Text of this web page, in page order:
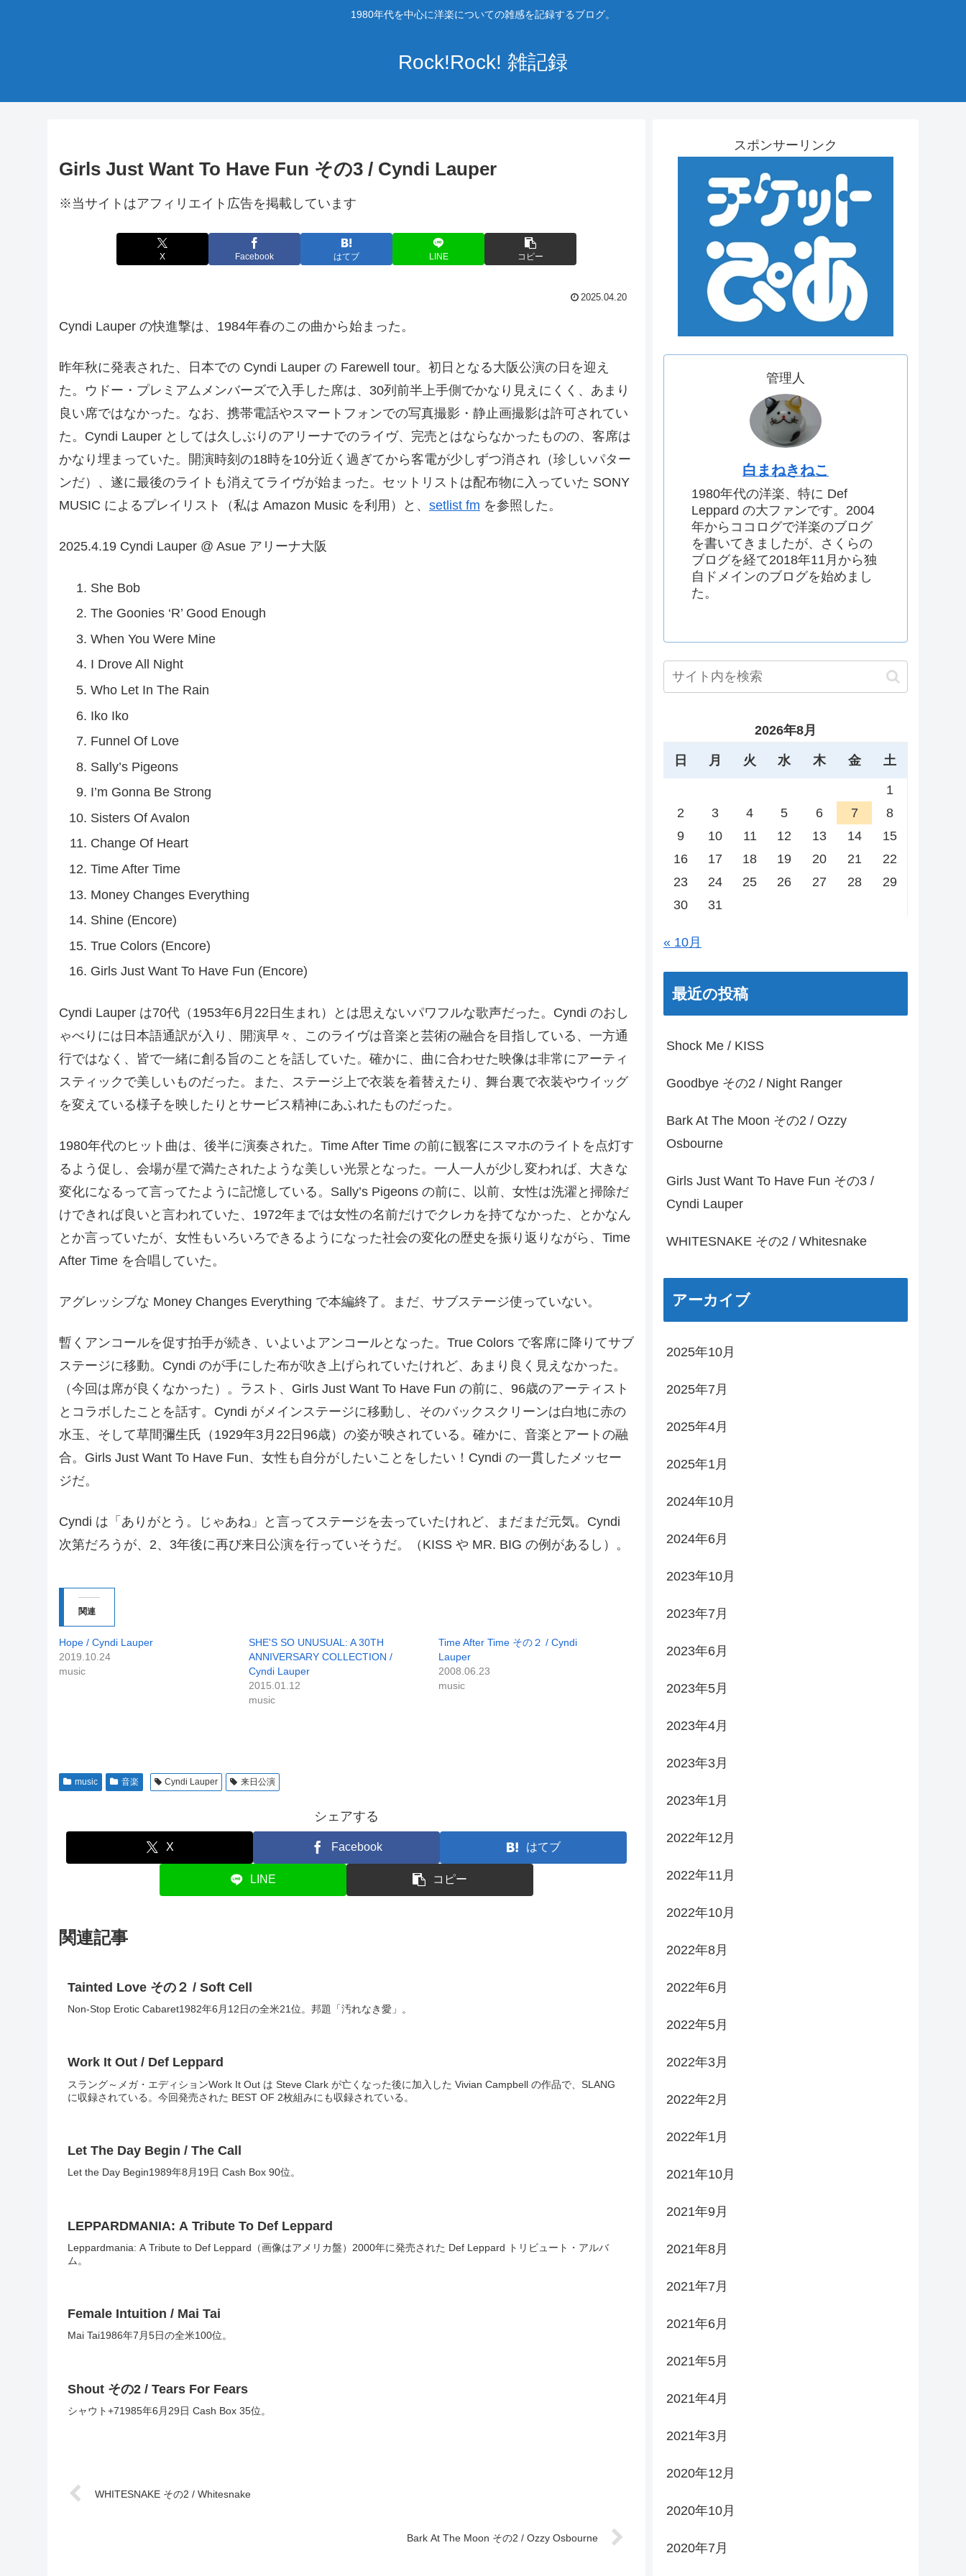
1980年代を中心に洋楽についての雑感を記録するブログ。
Rock!Rock! 雑記録
Girls Just Want To Have Fun その3 / Cyndi Lauper
※当サイトはアフィリエイト広告を掲載しています
X Facebook はてブ LINE コピー
2025.04.20
Cyndi Lauper の快進撃は、1984年春のこの曲から始まった。
昨年秋に発表された、日本での Cyndi Lauper の Farewell tour。初日となる大阪公演の日を迎え
た。ウドー・プレミアムメンバーズで入手した席は、30列前半上手側でかなり見えにくく、あまり
良い席ではなかった。なお、携帯電話やスマートフォンでの写真撮影・静止画撮影は許可されてい
た。Cyndi Lauper としては久しぶりのアリーナでのライヴ、完売とはならなかったものの、客席は
かなり埋まっていた。開演時刻の18時を10分近く過ぎてから客電が少しずつ消され（珍しいパター
ンだ）、遂に最後のライトも消えてライヴが始まった。セットリストは配布物に入っていた SONY
MUSIC によるプレイリスト（私は Amazon Music を利用）と、 setlist fm を参照した。
2025.4.19 Cyndi Lauper @ Asue アリーナ大阪
She Bob
The Goonies ‘R’ Good Enough
When You Were Mine
I Drove All Night
Who Let In The Rain
Iko Iko
Funnel Of Love
Sally’s Pigeons
I’m Gonna Be Strong
Sisters Of Avalon
Change Of Heart
Time After Time
Money Changes Everything
Shine (Encore)
True Colors (Encore)
Girls Just Want To Have Fun (Encore)
Cyndi Lauper は70代（1953年6月22日生まれ）とは思えないパワフルな歌声だった。Cyndi のおし
ゃべりには日本語通訳が入り、開演早々、このライヴは音楽と芸術の融合を目指している、一方通
行ではなく、皆で一緒に創る旨のことを話していた。確かに、曲に合わせた映像は非常にアーティ
スティックで美しいものだった。また、ステージ上で衣装を着替えたり、舞台裏で衣装やウイッグ
を変えている様子を映したりとサービス精神にあふれたものだった。
1980年代のヒット曲は、後半に演奏された。Time After Time の前に観客にスマホのライトを点灯す
るよう促し、会場が星で満たされたような美しい光景となった。一人一人が少し変われば、大きな
変化になるって言ってたように記憶している。Sally’s Pigeons の前に、以前、女性は洗濯と掃除だ
けできれば良いと言われていた、1972年までは女性の名前だけでクレカを持てなかった、とかなん
とか言っていたが、女性もいろいろできるようになった社会の変化の歴史を振り返りながら、Time
After Time を合唱していた。
アグレッシブな Money Changes Everything で本編終了。まだ、サブステージ使っていない。
暫くアンコールを促す拍手が続き、いよいよアンコールとなった。True Colors で客席に降りてサブ
ステージに移動。Cyndi のが手にした布が吹き上げられていたけれど、あまり良く見えなかった。
（今回は席が良くなかった）。ラスト、Girls Just Want To Have Fun の前に、96歳のアーティスト
とコラボしたことを話す。Cyndi がメインステージに移動し、そのバックスクリーンは白地に赤の
水玉、そして草間彌生氏（1929年3月22日96歳）の姿が映されている。確かに、音楽とアートの融
合。Girls Just Want To Have Fun、女性も自分がしたいことをしたい！Cyndi の一貫したメッセー
ジだ。
Cyndi は「ありがとう。じゃあね」と言ってステージを去っていたけれど、まだまだ元気。Cyndi
次第だろうが、2、3年後に再び来日公演を行っていそうだ。（KISS や MR. BIG の例があるし）。
関連
Hope / Cyndi Lauper
2019.10.24
music
SHE'S SO UNUSUAL: A 30TH
ANNIVERSARY COLLECTION /
Cyndi Lauper
2015.01.12
music
Time After Time その２ / Cyndi
Lauper
2008.06.23
music
music 音楽 Cyndi Lauper 来日公演
シェアする
X Facebook はてブ
LINE コピー
関連記事
Tainted Love その２ / Soft Cell
Non-Stop Erotic Cabaret1982年6月12日の全米21位。邦題「汚れなき愛」。
Work It Out / Def Leppard
スラング～メガ・エディションWork It Out は Steve Clark が亡くなった後に加入した Vivian Campbell の作品で、SLANG
に収録されている。今回発売された BEST OF 2枚組みにも収録されている。
Let The Day Begin / The Call
Let the Day Begin1989年8月19日 Cash Box 90位。
LEPPARDMANIA: A Tribute To Def Leppard
Leppardmania: A Tribute to Def Leppard（画像はアメリカ盤）2000年に発売された Def Leppard トリビュート・アルバ
ム。
Female Intuition / Mai Tai
Mai Tai1986年7月5日の全米100位。
Shout その2 / Tears For Fears
シャウト+71985年6月29日 Cash Box 35位。
WHITESNAKE その2 / Whitesnake
Bark At The Moon その2 / Ozzy Osbourne
スポンサーリンク
管理人
白まねきねこ
1980年代の洋楽、特に Def
Leppard の大ファンです。2004
年からココログで洋楽のブログ
を書いてきましたが、さくらの
ブログを経て2018年11月から独
自ドメインのブログを始めまし
た。
2026年8月
日 月 火 水 木 金 土
1
2
3 4 5 6 7
8
9
10 11 12 13 14
15
16
17 18 19 20 21
22
23
24 25 26 27 28
29
30
31
« 10月
最近の投稿
Shock Me / KISS
Goodbye その2 / Night Ranger
Bark At The Moon その2 / Ozzy
Osbourne
Girls Just Want To Have Fun その3 /
Cyndi Lauper
WHITESNAKE その2 / Whitesnake
アーカイブ
2025年10月
2025年7月
2025年4月
2025年1月
2024年10月
2024年6月
2023年10月
2023年7月
2023年6月
2023年5月
2023年4月
2023年3月
2023年1月
2022年12月
2022年11月
2022年10月
2022年8月
2022年6月
2022年5月
2022年3月
2022年2月
2022年1月
2021年10月
2021年9月
2021年8月
2021年7月
2021年6月
2021年5月
2021年4月
2021年3月
2020年12月
2020年10月
2020年7月